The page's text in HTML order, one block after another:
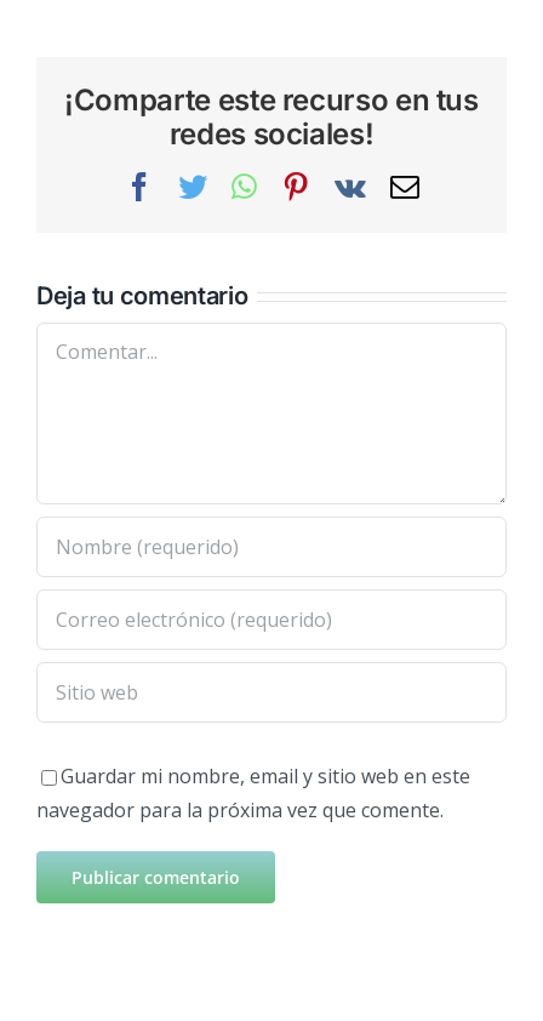
¡Comparte este recurso en tus
redes sociales!
Facebook
TwitterWhatsAppPinterest
Vk
Correo
Deja tu comentario
Comentar
Guardar mi nombre, email y sitio web en este
navegador para la próxima vez que comente.